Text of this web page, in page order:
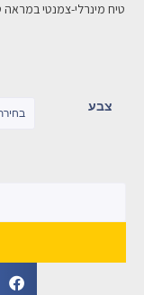
טיח מינרלי-צמנטי
צבע